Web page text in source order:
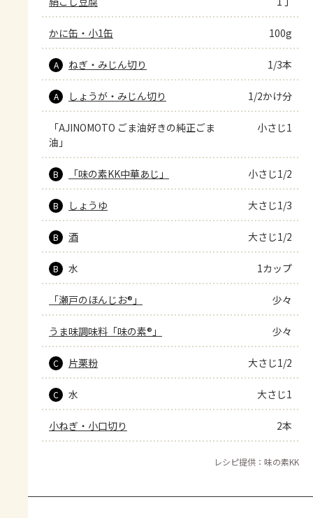
かに缶・小1缶 100g
A ねぎ・みじん切り 1/3本
A しょうが・みじん切り 1/2かけ分
「AJINOMOTO ごま油好きの純正ごま
油」
小さじ1
B 「味の素KK中華あじ」 小さじ1/2
B しょうゆ 大さじ1/3
B 酒 大さじ1/2
B 水 1カップ
「瀬戸のほんじお®」 少々
うま味調味料「味の素®」 少々
C 片栗粉 大さじ1/2
C 水 大さじ1
小ねぎ・小口切り 2本
レシピ提供：味の素KK